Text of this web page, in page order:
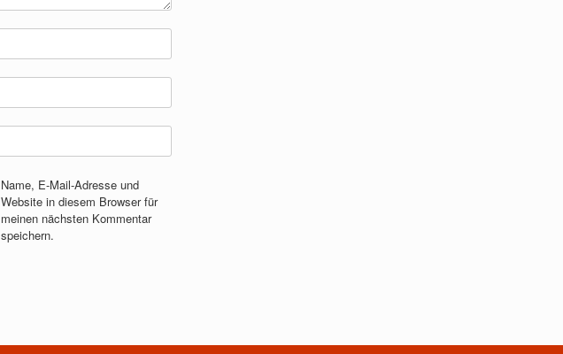
Name, E-Mail-Adresse und
Website in diesem Browser für
meinen nächsten Kommentar
speichern.